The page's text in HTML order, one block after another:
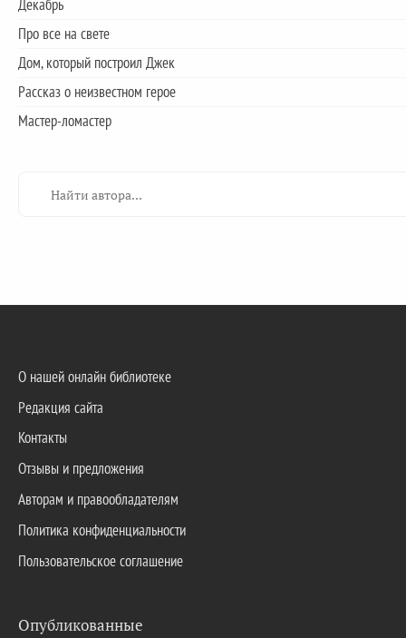
Декабрь
Про все на свете
Дом, который построил Джек
Рассказ о неизвестном герое
Мастер-ломастер
О нашей онлайн библиотеке
Редакция сайта
Контакты
Отзывы и предложения
Авторам и правообладателям
Политика конфиденциальности
Пользовательское соглашение
Опубликованные